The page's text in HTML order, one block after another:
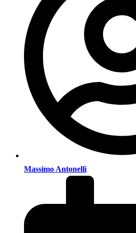
Massimo Antonelli